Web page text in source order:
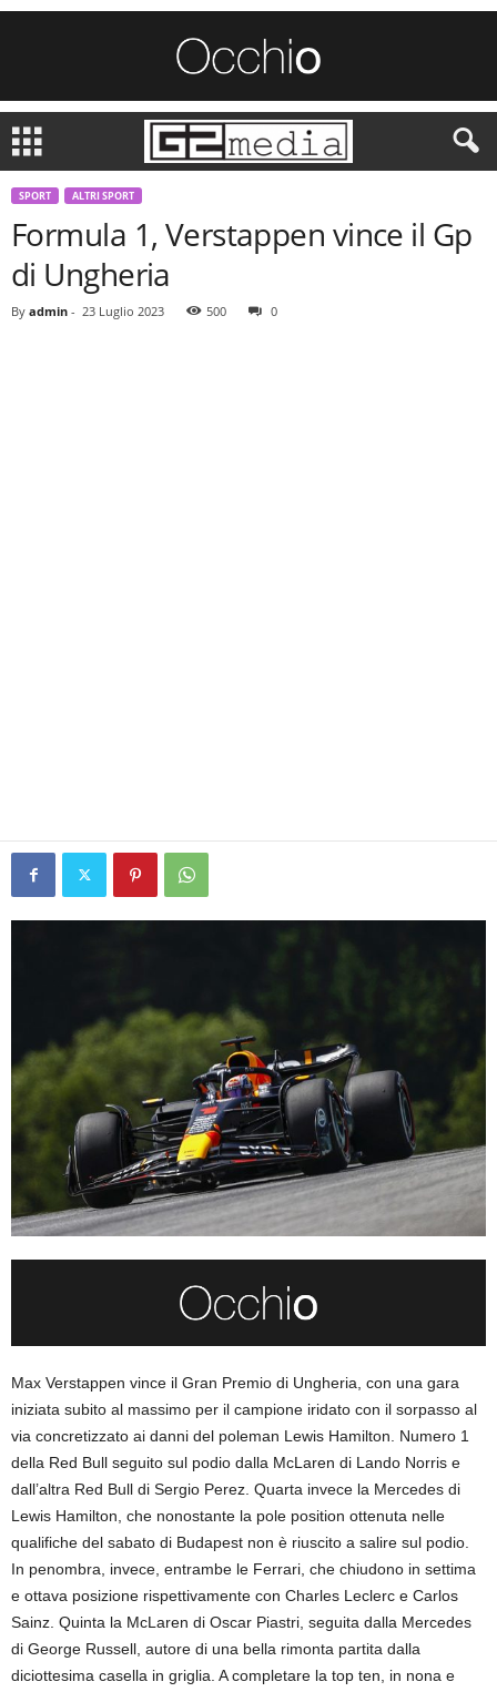
SPORT ALTRI SPORT
Formula 1, Verstappen vince il Gp
di Ungheria
By admin - 23 Luglio 2023 500 0
Max Verstappen vince il Gran Premio di Ungheria, con una gara
iniziata subito al massimo per il campione iridato con il sorpasso al
via concretizzato ai danni del poleman Lewis Hamilton. Numero 1
della Red Bull seguito sul podio dalla McLaren di Lando Norris e
dall’altra Red Bull di Sergio Perez. Quarta invece la Mercedes di
Lewis Hamilton, che nonostante la pole position ottenuta nelle
qualifiche del sabato di Budapest non è riuscito a salire sul podio.
In penombra, invece, entrambe le Ferrari, che chiudono in settima
e ottava posizione rispettivamente con Charles Leclerc e Carlos
Sainz. Quinta la McLaren di Oscar Piastri, seguita dalla Mercedes
di George Russell, autore di una bella rimonta partita dalla
diciottesima casella in griglia. A completare la top ten, in nona e